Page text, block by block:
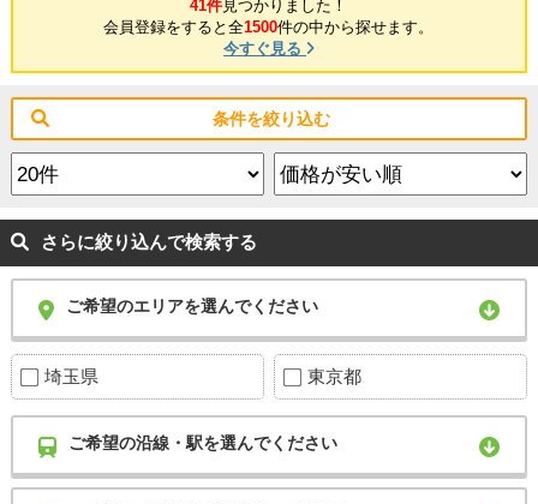
41件見つかりました！
会員登録をすると全1500件の中から探せます。
今すぐ見る
条件を絞り込む
さらに絞り込んで検索する
ご希望のエリアを選んでください
埼玉県 東京都
ご希望の沿線・駅を選んでください